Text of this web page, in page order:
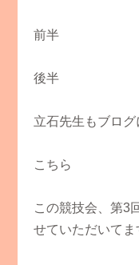
前半
後半
立石先生もブログ
こちら
この競技会、第3
せていただいてま